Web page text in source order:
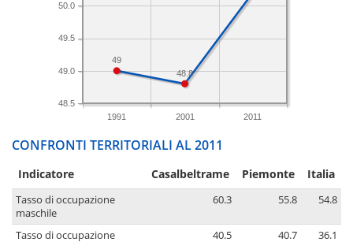
1991 2001 2011
48.5
49.0
49.5
50.0
48.8
49
CONFRONTI TERRITORIALI AL 2011
Indicatore Casalbeltrame Piemonte Italia
Tasso di occupazione
maschile
60.3 55.8 54.8
Tasso di occupazione
40.5 40.7 36.1